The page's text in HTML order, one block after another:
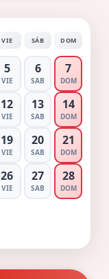
VIE SÁB DOM
5
VIE
6
SAB
7
DOM
12
VIE
13
SAB
14
DOM
19
VIE
20
SAB
21
DOM
26
VIE
27
SAB
28
DOM